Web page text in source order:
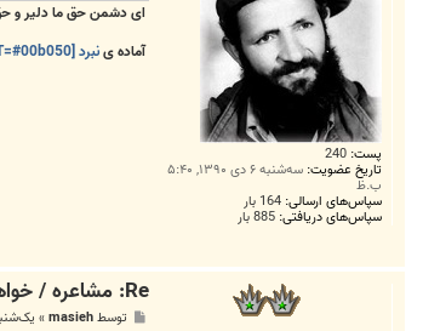
پست: 240
تاریخ عضویت: سه‌شنبه ۶ دی ۱۳۹۰, ۵:۴۰
ب.ظ
سپاس‌های ارسالی: 164 بار
سپاس‌های دریافتی: 885 بار
ای دشمن حق ما دلیر و
آماده ینبرد [HIGHLIGHT=#00b050]
Re: مشاعره / خواهشمندم شرکت بفرماييد.
توسطmasieh
» یک‌شنبه ۲۱ اسفند